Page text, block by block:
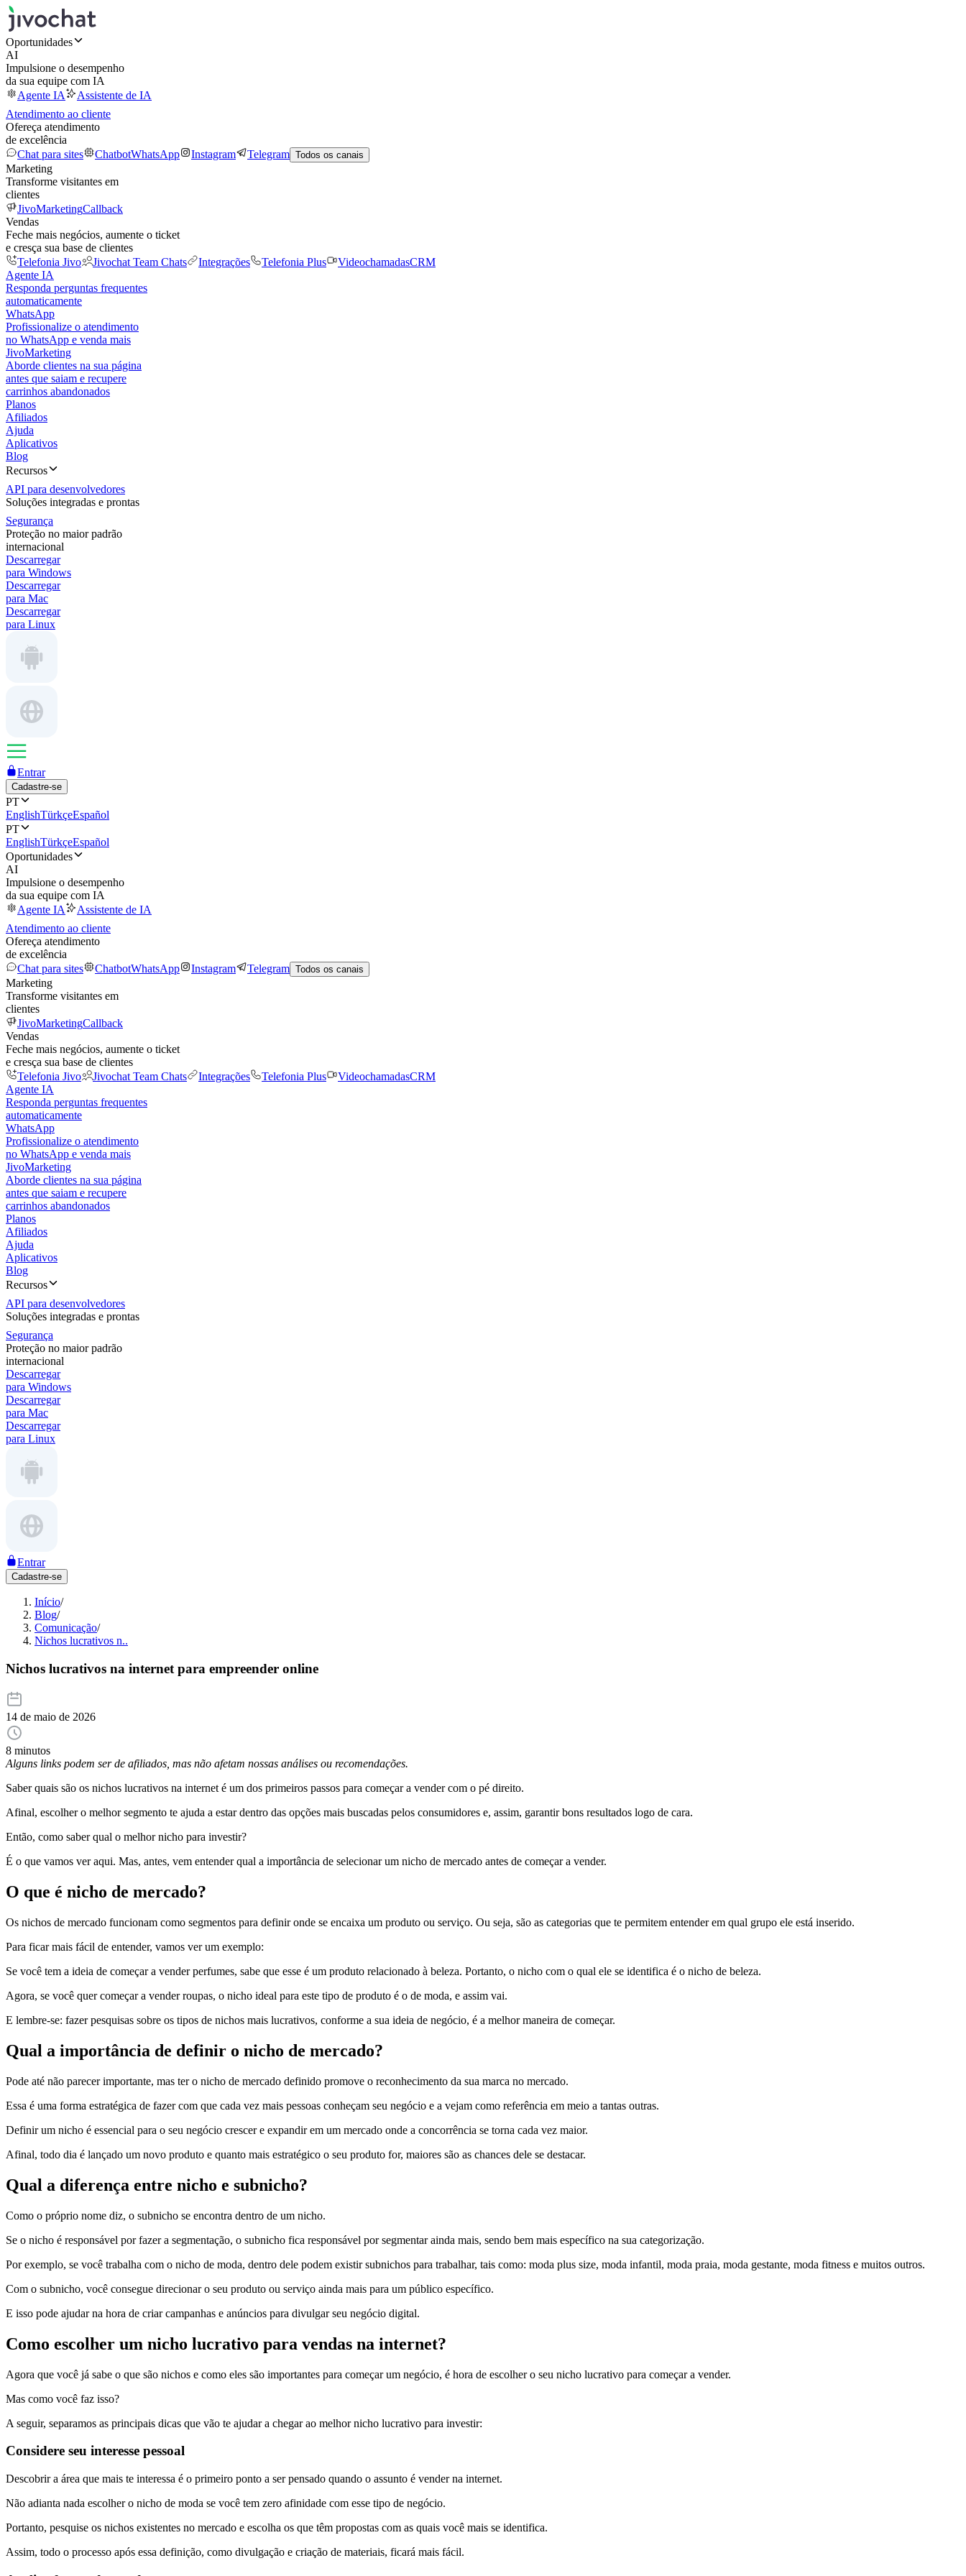
Oportunidades
AI
Impulsione o desempenho
da sua equipe com IA
Agente IA
Assistente de IA
Atendimento ao cliente
Ofereça atendimento
de excelência
Chat para sites
ChatbotWhatsApp Instagram Telegram Todos os canais
Marketing
Transforme visitantes em
clientes
JivoMarketingCallback
Vendas
Feche mais negócios, aumente o ticket
e cresça sua base de clientes
Telefonia Jivo
Jivochat Team Chats Integrações Telefonia Plus VideochamadasCRM
Agente IA
Responda perguntas frequentes
automaticamente
WhatsApp
Profissionalize o atendimento
no WhatsApp e venda mais
JivoMarketing
Aborde clientes na sua página
antes que saiam e recupere
carrinhos abandonados
Planos
Afiliados
Ajuda
Aplicativos
Blog
Recursos
API para desenvolvedores
Soluções integradas e prontas
Segurança
Proteção no maior padrão
internacional
Descarregar
para Windows
Descarregar
para Mac
Descarregar
para Linux
Entrar
Cadastre-se
PT
EnglishTürkçeEspañol
PT
EnglishTürkçeEspañol
Oportunidades
AI
Impulsione o desempenho
da sua equipe com IA
Agente IA
Assistente de IA
Atendimento ao cliente
Ofereça atendimento
de excelência
Chat para sites
ChatbotWhatsApp Instagram Telegram Todos os canais
Marketing
Transforme visitantes em
clientes
JivoMarketingCallback
Vendas
Feche mais negócios, aumente o ticket
e cresça sua base de clientes
Telefonia Jivo
Jivochat Team Chats Integrações Telefonia Plus VideochamadasCRM
Agente IA
Responda perguntas frequentes
automaticamente
WhatsApp
Profissionalize o atendimento
no WhatsApp e venda mais
JivoMarketing
Aborde clientes na sua página
antes que saiam e recupere
carrinhos abandonados
Planos
Afiliados
Ajuda
Aplicativos
Blog
Recursos
API para desenvolvedores
Soluções integradas e prontas
Segurança
Proteção no maior padrão
internacional
Descarregar
para Windows
Descarregar
para Mac
Descarregar
para Linux
Entrar
Cadastre-se
Início/
Blog/
Comunicação/
Nichos lucrativos n..
Nichos lucrativos na internet para empreender online
14 de maio de 2026
8 minutos
Alguns links podem ser de afiliados, mas não afetam nossas análises ou recomendações.
Saber quais são os nichos lucrativos na internet é um dos primeiros passos para começar a vender com o pé direito.
Afinal, escolher o melhor segmento te ajuda a estar dentro das opções mais buscadas pelos consumidores e, assim, garantir bons resultados logo de cara.
Então, como saber qual o melhor nicho para investir?
É o que vamos ver aqui. Mas, antes, vem entender qual a importância de selecionar um nicho de mercado antes de começar a vender.
O que é nicho de mercado?
Os nichos de mercado funcionam como segmentos para definir onde se encaixa um produto ou serviço. Ou seja, são as categorias que te permitem entender em qual grupo ele está inserido.
Para ficar mais fácil de entender, vamos ver um exemplo:
Se você tem a ideia de começar a vender perfumes, sabe que esse é um produto relacionado à beleza. Portanto, o nicho com o qual ele se identifica é o nicho de beleza.
Agora, se você quer começar a vender roupas, o nicho ideal para este tipo de produto é o de moda, e assim vai.
E lembre-se: fazer pesquisas sobre os tipos de nichos mais lucrativos, conforme a sua ideia de negócio, é a melhor maneira de começar.
Qual a importância de definir o nicho de mercado?
Pode até não parecer importante, mas ter o nicho de mercado definido promove o reconhecimento da sua marca no mercado.
Essa é uma forma estratégica de fazer com que cada vez mais pessoas conheçam seu negócio e a vejam como referência em meio a tantas outras.
Definir um nicho é essencial para o seu negócio crescer e expandir em um mercado onde a concorrência se torna cada vez maior.
Afinal, todo dia é lançado um novo produto e quanto mais estratégico o seu produto for, maiores são as chances dele se destacar.
Qual a diferença entre nicho e subnicho?
Como o próprio nome diz, o subnicho se encontra dentro de um nicho.
Se o nicho é responsável por fazer a segmentação, o subnicho fica responsável por segmentar ainda mais, sendo bem mais específico na sua categorização.
Por exemplo, se você trabalha com o nicho de moda, dentro dele podem existir subnichos para trabalhar, tais como: moda plus size, moda infantil, moda praia, moda gestante, moda fitness e muitos outros.
Com o subnicho, você consegue direcionar o seu produto ou serviço ainda mais para um público específico.
E isso pode ajudar na hora de criar campanhas e anúncios para divulgar seu negócio digital.
Como escolher um nicho lucrativo para vendas na internet?
Agora que você já sabe o que são nichos e como eles são importantes para começar um negócio, é hora de escolher o seu nicho lucrativo para começar a vender.
Mas como você faz isso?
A seguir, separamos as principais dicas que vão te ajudar a chegar ao melhor nicho lucrativo para investir:
Considere seu interesse pessoal
Descobrir a área que mais te interessa é o primeiro ponto a ser pensado quando o assunto é vender na internet.
Não adianta nada escolher o nicho de moda se você tem zero afinidade com esse tipo de negócio.
Portanto, pesquise os nichos existentes no mercado e escolha os que têm propostas com as quais você mais se identifica.
Assim, todo o processo após essa definição, como divulgação e criação de materiais, ficará mais fácil.